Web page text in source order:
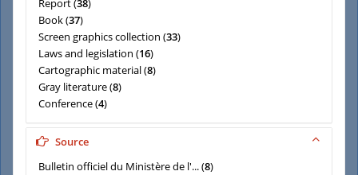
Report(38)
Book(37)
Screen graphics collection (33)
Laws and legislation (16)
Cartographic material(8)
Gray literature(8)
Conference(4)
Source
Bulletin officiel du Ministère de l'...(8)